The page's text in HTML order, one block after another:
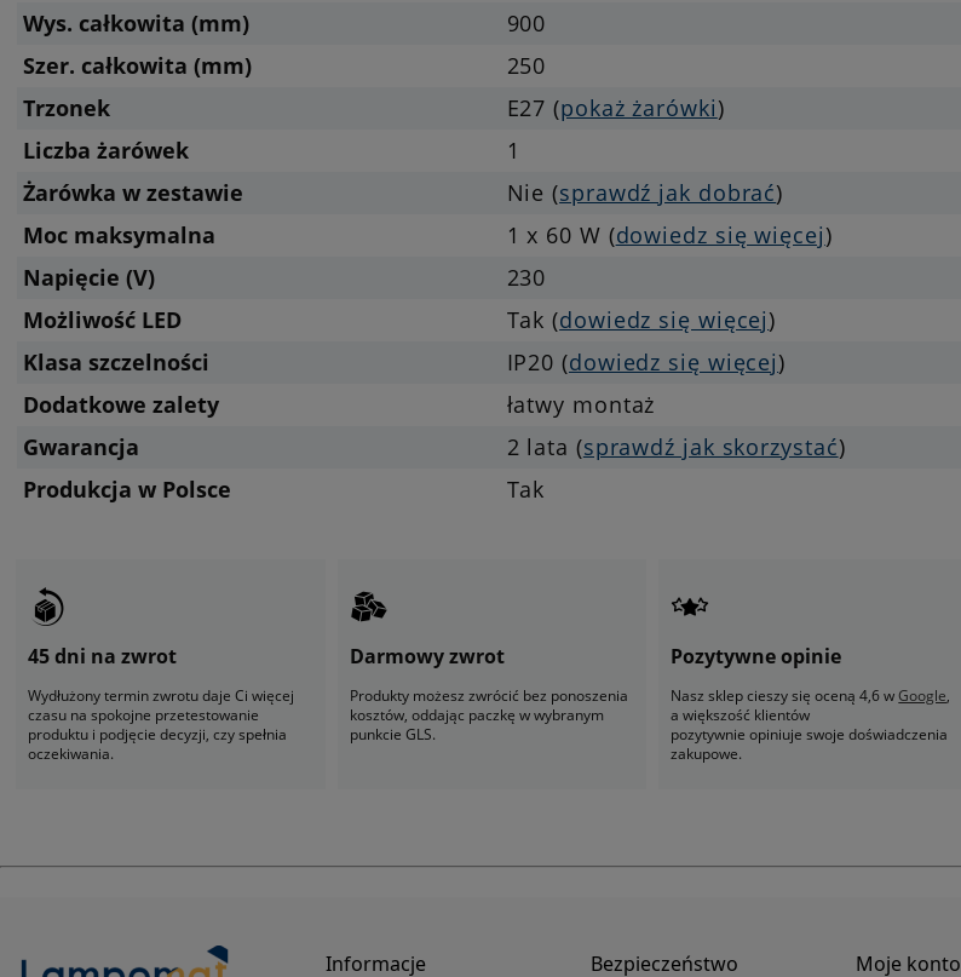
Wys. całkowita (mm)
900
Szer. całkowita (mm)
250
Trzonek
E27 (pokaż żarówki)
Liczba żarówek
1
Żarówka w zestawie
Nie (sprawdź jak dobrać)
Moc maksymalna
1 x 60 W (dowiedz się więcej)
Napięcie (V)
230
Możliwość LED
Tak (dowiedz się więcej)
Klasa szczelności
IP20 (dowiedz się więcej)
Dodatkowe zalety
łatwy montaż
Gwarancja
2 lata (sprawdź jak skorzystać)
Produkcja w Polsce
Tak
45 dni na zwrot
Wydłużony termin zwrotu daje Ci więcej
czasu na spokojne przetestowanie
produktu i podjęcie decyzji, czy spełnia
oczekiwania.
Darmowy zwrot
Produkty możesz zwrócić bez ponoszenia
kosztów, oddając paczkę w wybranym
punkcie GLS.
Pozytywne opinie
Nasz sklep cieszy się oceną 4,6 wGoogle,
a większość klientów
pozytywnie opiniuje swoje doświadczenia
zakupowe.
Informacje Bezpieczeństwo Moje konto